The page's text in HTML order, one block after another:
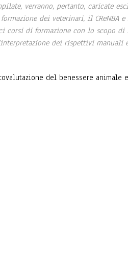
verranno, pertanto, caricate
dei veterinari, il CReNBA
corsi di formazione con lo scopo
dei rispettivi
del benessere